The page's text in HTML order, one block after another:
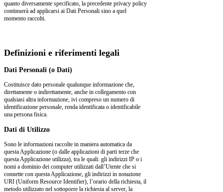
quanto diversamente specificato, la precedente privacy policy
continuerà ad applicarsi ai Dati Personali sino a quel
momento raccolti.
Definizioni e riferimenti legali
Dati Personali (o Dati)
Costituisce dato personale qualunque informazione che,
direttamente o indirettamente, anche in collegamento con
qualsiasi altra informazione, ivi compreso un numero di
identificazione personale, renda identificata o identificabile
una persona fisica.
Dati di Utilizzo
Sono le informazioni raccolte in maniera automatica da
questa Applicazione (o dalle applicazioni di parti terze che
questa Applicazione utilizza), tra le quali: gli indirizzi IP o i
nomi a dominio dei computer utilizzati dall’Utente che si
connette con questa Applicazione, gli indirizzi in notazione
URI (Uniform Resource Identifier), l’orario della richiesta, il
metodo utilizzato nel sottoporre la richiesta al server, la